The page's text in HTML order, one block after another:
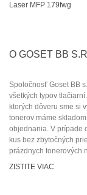
Laser MFP 179fwg
O GOSET BB
Spoločnosť Goset BB
všetkých typov
ktorých dôveru sme si
tonerov máme
objednania. V prípade
kus bez zbytočných
prázdnych tonerových
ZISTITE VIAC